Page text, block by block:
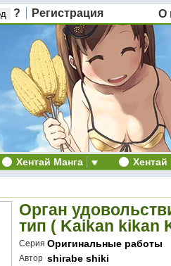
? Регистрация О
Хентай Манга
Орган
тип ( Kaikan kikan
Серия Оригинальные работы
Автор shirabe shiki